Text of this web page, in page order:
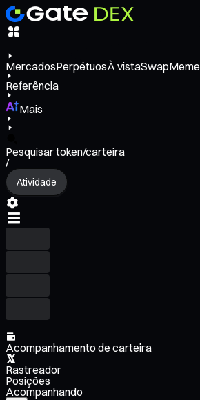
MercadosPerpétuosÀ vistaSwapMeme
Referência
Mais
Pesquisar token/carteira
/
Atividade
Acompanhamento de carteira
Rastreador
Posições
Acompanhando